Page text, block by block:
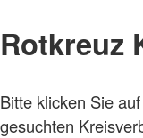
Rotkreuz
Bitte klicken Sie
gesuchten